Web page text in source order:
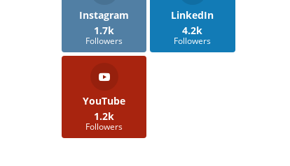
Instagram
1.7k
Followers
LinkedIn
4.2k
Followers
YouTube
1.2k
Followers